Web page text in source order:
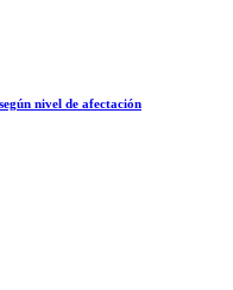
nivel de afectación